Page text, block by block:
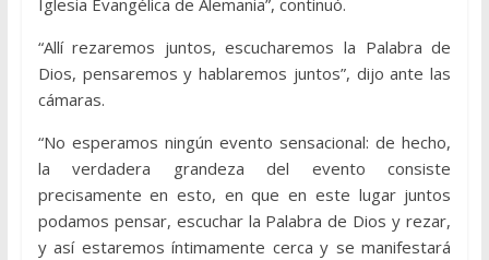
Iglesia Evangélica de Alemania”, continuó.
“Allí rezaremos juntos, escucharemos la Palabra de
Dios, pensaremos y hablaremos juntos”, dijo ante las
cámaras.
“No esperamos ningún evento sensacional: de hecho,
la verdadera grandeza del evento consiste
precisamente en esto, en que en este lugar juntos
podamos pensar, escuchar la Palabra de Dios y rezar,
y así estaremos íntimamente cerca y se manifestará